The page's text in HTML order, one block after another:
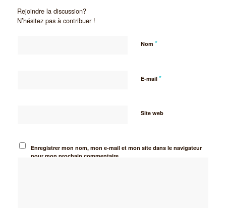
Rejoindre la discussion?
N’hésitez pas à contribuer !
Nom *
E-mail *
Site web
Enregistrer mon nom, mon e-mail et mon site dans le navigateur
pour mon prochain commentaire.